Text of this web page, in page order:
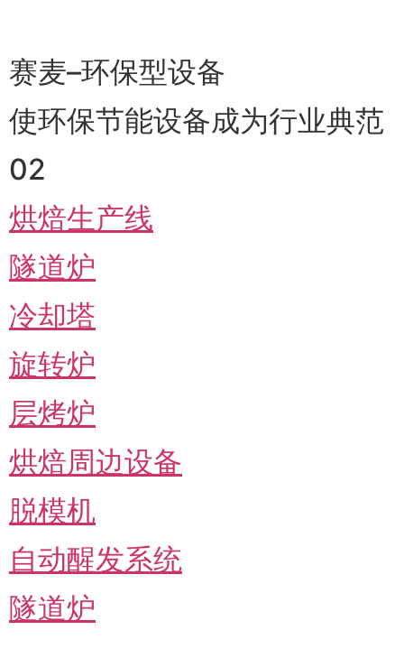
赛麦–环保型设备
使环保节能设备成为行业典范
02
烘焙生产线
隧道炉
冷却塔
旋转炉
层烤炉
烘焙周边设备
脱模机
自动醒发系统
隧道炉